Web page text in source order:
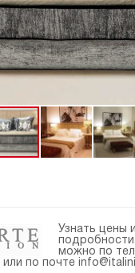
Узнать цены
можно по
или по почте